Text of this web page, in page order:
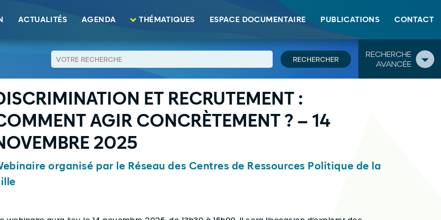
ACTUALITÉS AGENDA THÉMATIQUES ESPACE DOCUMENTAIRE PUBLICATIONS CONTACT
RECHERCHE
AVANCÉE
ET RECRUTEMENT :
AGIR CONCRÈTEMENT ? – 14
2025
organisé par le Réseau des Centres de Ressources Politique de la